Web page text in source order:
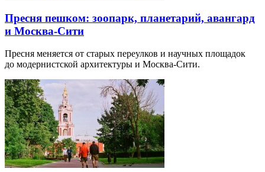
Пресня пешком: зоопарк, планетарий, авангард
и Москва-Сити
Пресня меняется от старых переулков и научных площадок
до модернистской архитектуры и Москва-Сити.